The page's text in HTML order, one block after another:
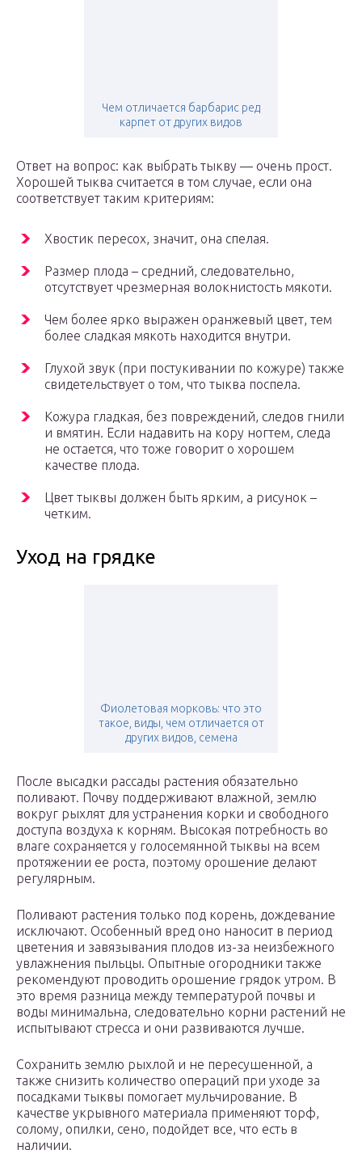
Чем отличается барбарис ред
карпет от других видов
Ответ на вопрос: как выбрать тыкву — очень прост.
Хорошей тыква считается в том случае, если она
соответствует таким критериям:
Хвостик пересох, значит, она спелая.
Размер плода – средний, следовательно,
отсутствует чрезмерная волокнистость мякоти.
Чем более ярко выражен оранжевый цвет, тем
более сладкая мякоть находится внутри.
Глухой звук (при постукивании по кожуре) также
свидетельствует о том, что тыква поспела.
Кожура гладкая, без повреждений, следов гнили
и вмятин. Если надавить на кору ногтем, следа
не остается, что тоже говорит о хорошем
качестве плода.
Цвет тыквы должен быть ярким, а рисунок –
четким.
Уход на грядке
Фиолетовая морковь: что это
такое, виды, чем отличается от
других видов, семена
После высадки рассады растения обязательно
поливают. Почву поддерживают влажной, землю
вокруг рыхлят для устранения корки и свободного
доступа воздуха к корням. Высокая потребность во
влаге сохраняется у голосемянной тыквы на всем
протяжении ее роста, поэтому орошение делают
регулярным.
Поливают растения только под корень, дождевание
исключают. Особенный вред оно наносит в период
цветения и завязывания плодов из-за неизбежного
увлажнения пыльцы. Опытные огородники также
рекомендуют проводить орошение грядок утром. В
это время разница между температурой почвы и
воды минимальна, следовательно корни растений не
испытывают стресса и они развиваются лучше.
Сохранить землю рыхлой и не пересушенной, а
также снизить количество операций при уходе за
посадками тыквы помогает мульчирование. В
качестве укрывного материала применяют торф,
солому, опилки, сено, подойдет все, что есть в
наличии.